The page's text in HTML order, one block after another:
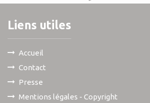
Liens utiles
Accueil
Contact
Presse
Mentions légales - Copyright